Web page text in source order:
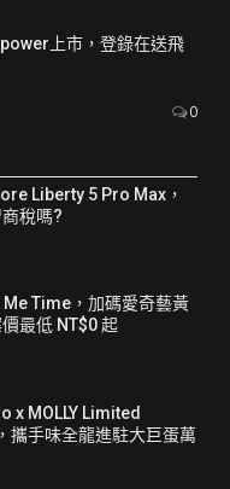
上市，登錄在送飛
0
Liberty 5 Pro Max，
稅嗎?
Me Time，加碼愛奇藝黃
最低 NT$0 起
x MOLLY Limited
攜手味全龍進駐大巨蛋萬